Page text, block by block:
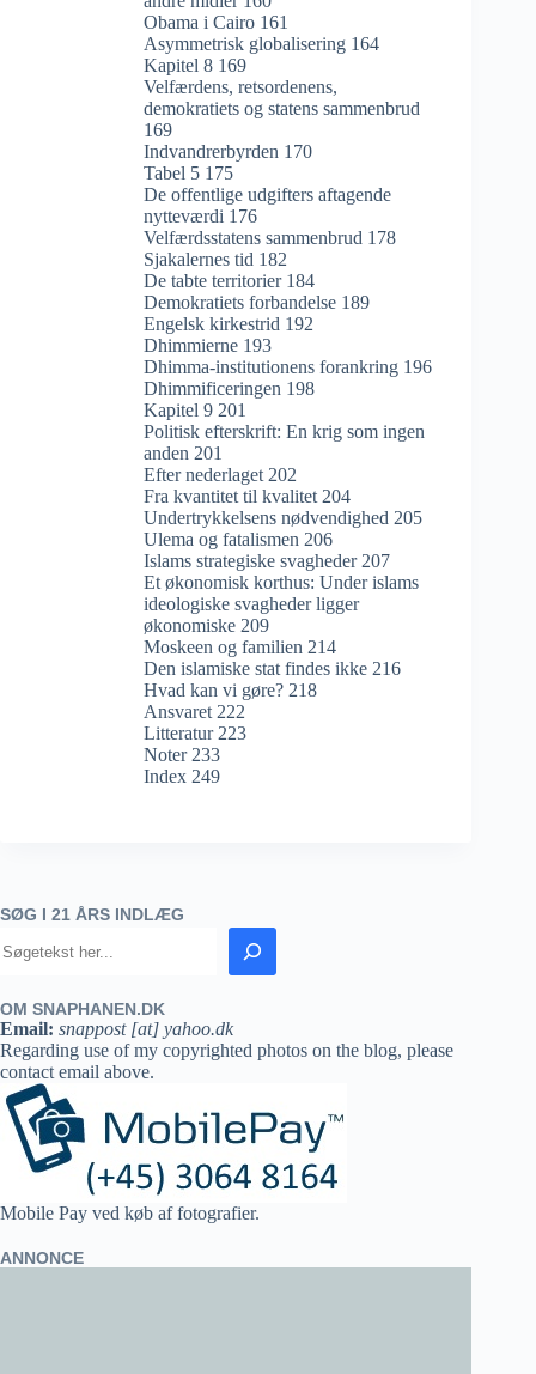
Obama i Cairo 161
Asymmetrisk globalisering 164
Kapitel 8 169
Velfærdens, retsordenens,
demokratiets og statens sammenbrud
169
Indvandrerbyrden 170
Tabel 5 175
De offentlige udgifters aftagende
nytteværdi 176
Velfærdsstatens sammenbrud 178
Sjakalernes tid 182
De tabte territorier 184
Demokratiets forbandelse 189
Engelsk kirkestrid 192
Dhimmierne 193
Dhimma-institutionens forankring 196
Dhimmificeringen 198
Kapitel 9 201
Politisk efterskrift: En krig som ingen
anden 201
Efter nederlaget 202
Fra kvantitet til kvalitet 204
Undertrykkelsens nødvendighed 205
Ulema og fatalismen 206
Islams strategiske svagheder 207
Et økonomisk korthus: Under islams
ideologiske svagheder ligger
økonomiske 209
Moskeen og familien 214
Den islamiske stat findes ikke 216
Hvad kan vi gøre? 218
Ansvaret 222
Litteratur 223
Noter 233
Index 249
SØG I 21 ÅRS INDLÆG
OM SNAPHANEN.DK
Email: snappost [at] yahoo.dk
Regarding use of my copyrighted photos on the blog, please
contact email above.
Mobile Pay ved køb af fotografier.
ANNONCE